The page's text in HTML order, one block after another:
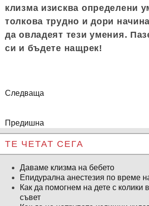
клизма изисква определени
толкова трудно и дори
да овладеят тези умения.
си и бъдете нащрек!
Следваща
Предишна
ТЕ ЧЕТАТ СЕГА
Даваме клизма на бебето
Епидурална анестезия по време
Как да помогнем на дете с колики
съвет